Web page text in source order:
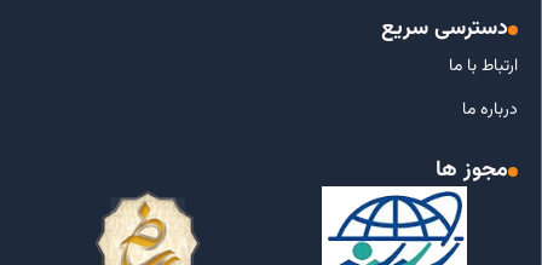
دسترسی سریع
ارتباط با ما
درباره ما
مجوز ها